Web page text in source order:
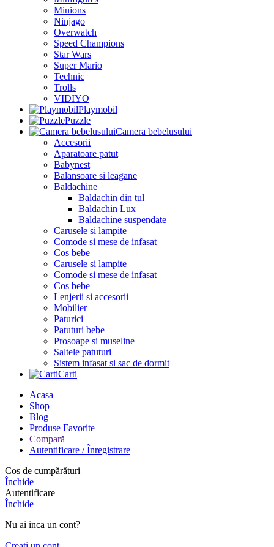
Minions
Ninjago
Overwatch
Speed Champions
Star Wars
Super Mario
Technic
Trolls
VIDIYO
Playmobil
Puzzle
Camera bebelusului
Accesorii
Aparatoare patut
Babynest
Balansoare si leagane
Baldachine
Baldachin din tul
Baldachin Lux
Baldachine suspendate
Carusele si lampite
Comode si mese de infasat
Cos bebe
Carusele si lampite
Comode si mese de infasat
Cos bebe
Lenjerii si accesorii
Mobilier
Paturici
Patuturi bebe
Prosoape si museline
Saltele patuturi
Sistem infasat si sac de dormit
Carti
Acasa
Shop
Blog
Produse Favorite
Compară
Autentificare / Înregistrare
Cos de cumpărături
Închide
Autentificare
Închide
Nu ai inca un cont?